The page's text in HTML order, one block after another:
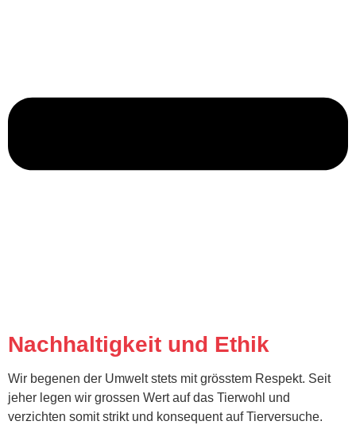
Nachhaltigkeit und Ethik
Wir begenen der Umwelt stets mit grösstem Respekt. Seit
jeher legen wir grossen Wert auf das Tierwohl und
verzichten somit strikt und konsequent auf Tierversuche.